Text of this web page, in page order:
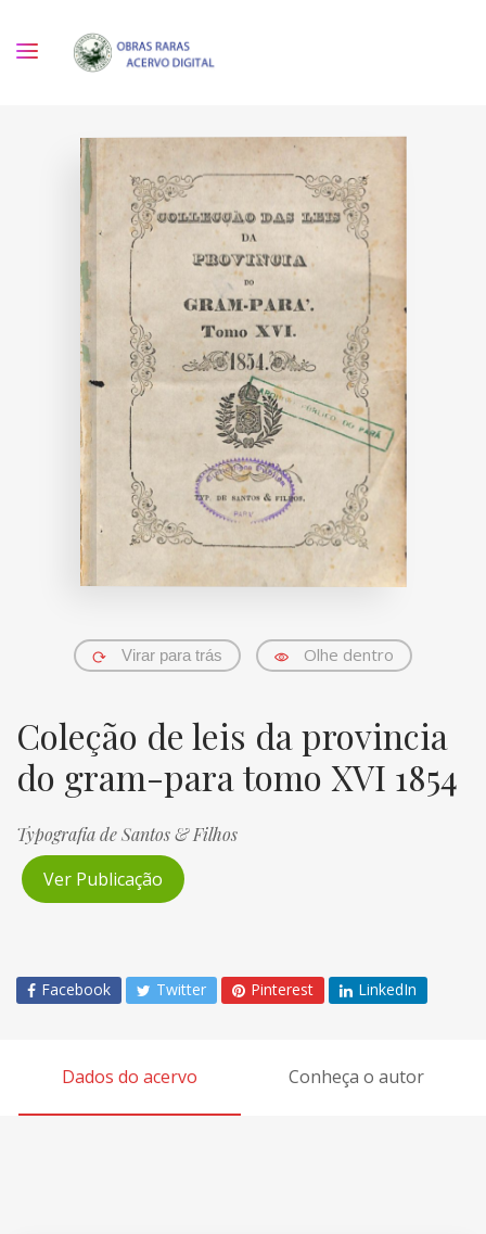
Virar para trás Olhe dentro
Coleção de leis da provincia
do gram-para tomo XVI 1854
Typografia de Santos & Filhos
Ver Publicação
Facebook Twitter Pinterest LinkedIn
Dados do acervo Conheça o autor